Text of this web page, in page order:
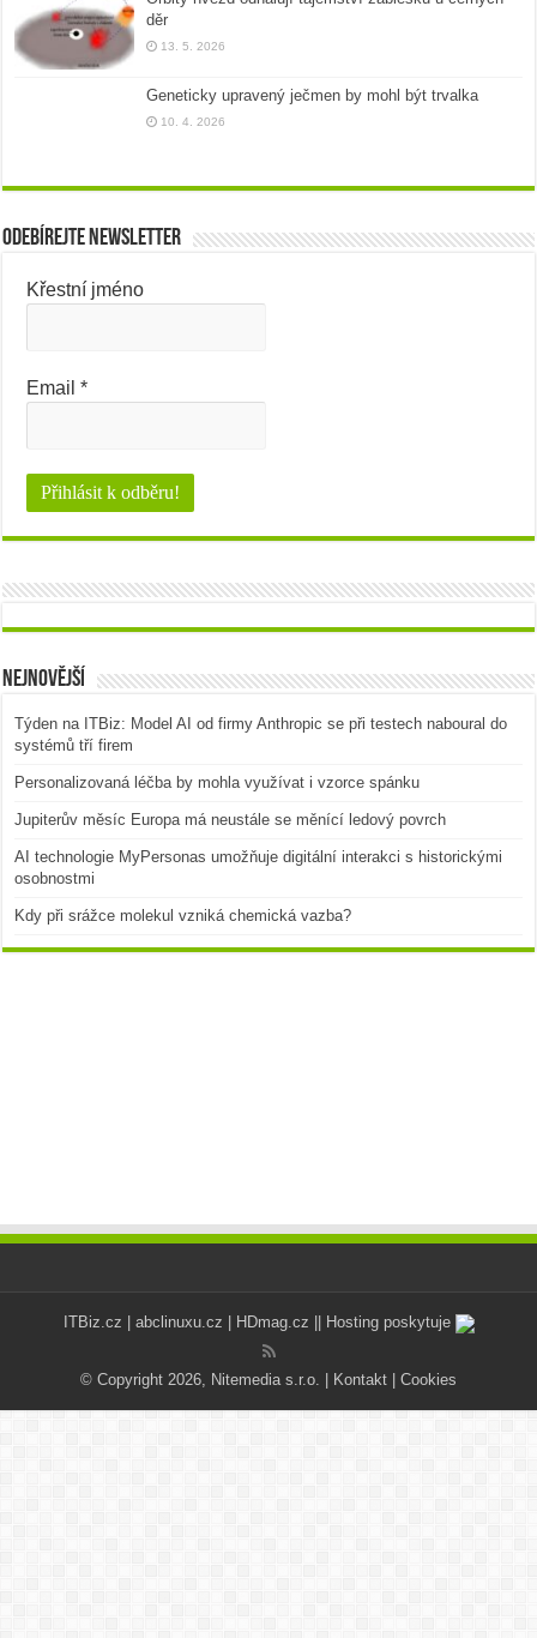
děr
13. 5. 2026
Geneticky upravený ječmen by mohl být trvalka
10. 4. 2026
Odebírejte newsletter
Křestní jméno
Email*
Nejnovější
Týden na ITBiz: Model AI od firmy Anthropic se při testech naboural do
systémů tří firem
Personalizovaná léčba by mohla využívat i vzorce spánku
Jupiterův měsíc Europa má neustále se měnící ledový povrch
AI technologie MyPersonas umožňuje digitální interakci s historickými
osobnostmi
Kdy při srážce molekul vzniká chemická vazba?
ITBiz.cz abclinuxu.cz HDmag.cz || Hosting poskytuje
© Copyright 2026, Nitemedia s.r.o. | Kontakt Cookies